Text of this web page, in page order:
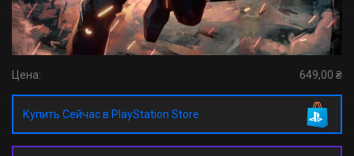
Цена: 649,00 ₴
Купить Сейчас в PlayStation Store